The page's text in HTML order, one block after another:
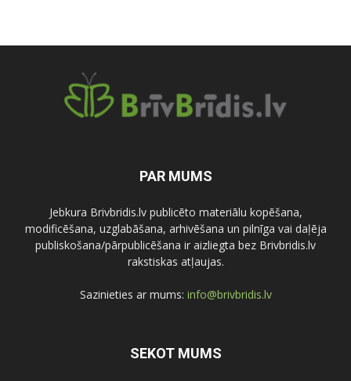
PAR MUMS
Jebkura Brivbridis.lv publicēto materiālu kopēšana,
modificēšana, uzglabāšana, arhivēšana un pilnīga vai daļēja
publiskošana/pārpublicēšana ir aizliegta bez Brivbridis.lv
rakstiskas atļaujas.
Sazinieties ar mums: info@brivbridis.lv
SEKOT MUMS